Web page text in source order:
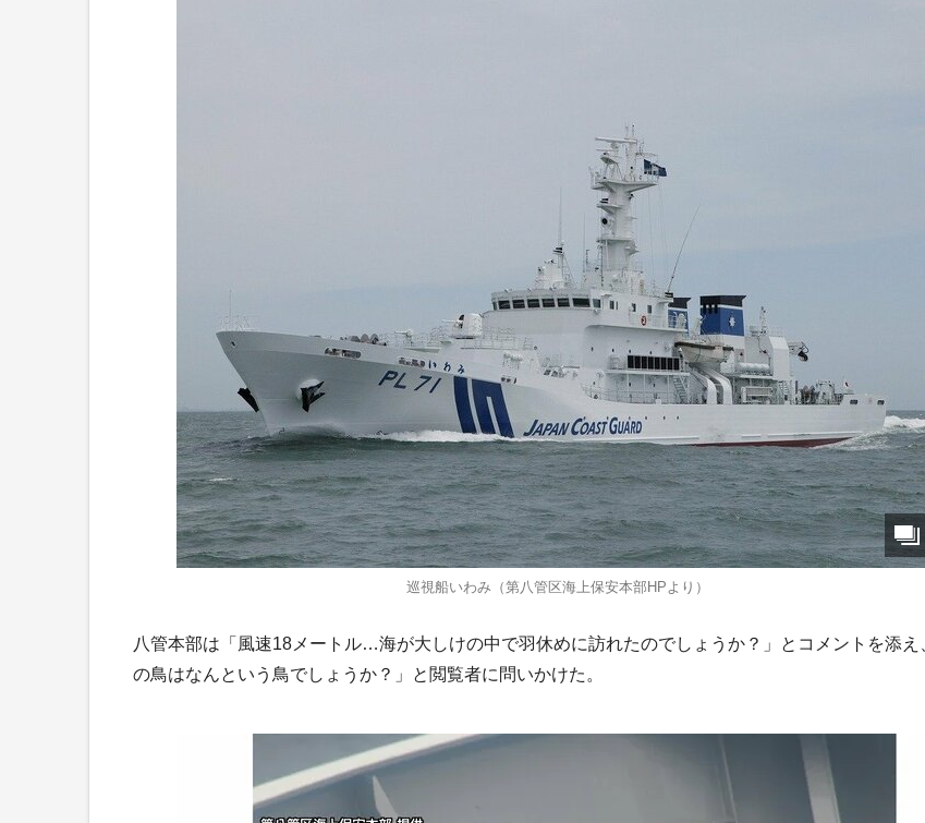
巡視船いわみ（第八管区海上保安本部HPより）
八管本部は「風速18メートル…海が大しけの中で羽休めに訪れたのでしょうか？」とコメントを添え
の鳥はなんという鳥でしょうか？」と閲覧者に問いかけた。